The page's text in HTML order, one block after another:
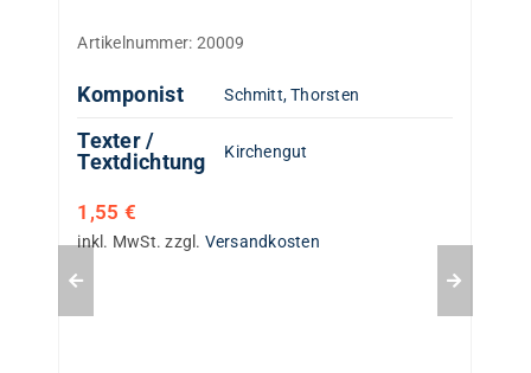
Artikelnummer: 20009
Komponist Schmitt, Thorsten
Texter /
Textdichtung
Kirchengut
1,55 €
inkl. MwSt. zzgl. Versandkosten